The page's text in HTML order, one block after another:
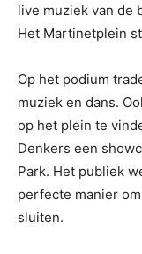
live muziek van de
Het Martinetplein
Op het podium
muziek en dans.
op het plein te
Denkers een
Park. Het publiek
perfecte manier
sluiten.